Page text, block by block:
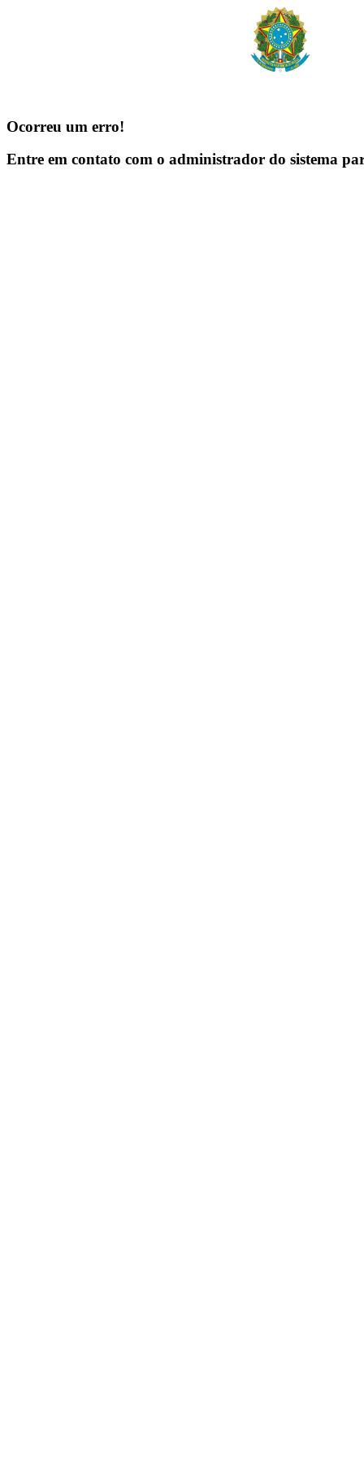
Ocorreu um erro!
Entre em contato com o administrador do sistema